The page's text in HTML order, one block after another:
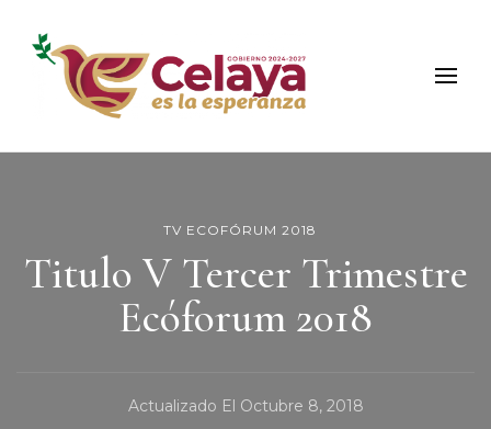
Municipio de Celaya
Portal Oficial del Municipio de Celaya
TV ECOFÓRUM 2018
Titulo V Tercer Trimestre
Ecóforum 2018
Actualizado El Octubre 8, 2018